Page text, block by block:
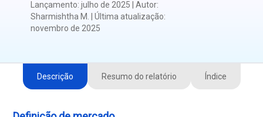
Lançamento: julho de 2025 Autor:
Sharmishtha M.
Última atualização:
novembro de 2025
Descrição Resumo do relatório Índice